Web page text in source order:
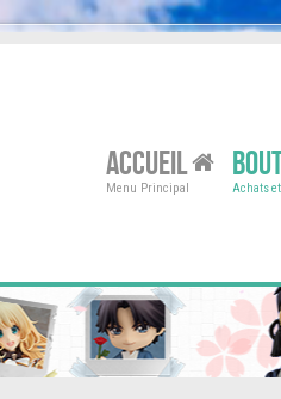
ACCUEIL
Menu Principal Achats